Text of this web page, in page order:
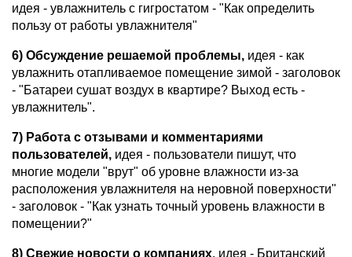
идея - увлажнитель с гигростатом - "Как определить
пользу от работы увлажнителя"
6) Обсуждение решаемой проблемы, идея - как
увлажнить отапливаемое помещение зимой - заголовок
- "Батареи сушат воздух в квартире? Выход есть -
увлажнитель".
7) Работа с отзывами и комментариями
пользователей, идея - пользователи пишут, что
многие модели "врут" об уровне влажности из-за
расположения увлажнителя на неровной поверхности"
- заголовок - "Как узнать точный уровень влажности в
помещении?"
8) Свежие новости о компаниях, идея - Британский